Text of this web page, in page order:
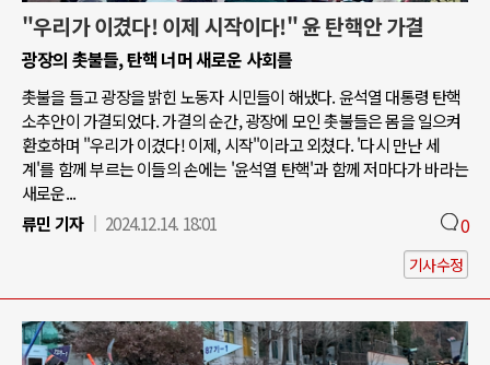
"우리가 이겼다! 이제 시작이다!" 윤 탄핵안 가결
광장의 촛불들, 탄핵 너머 새로운 사회를
촛불을 들고 광장을 밝힌 노동자 시민들이 해냈다. 윤석열 대통령 탄핵
소추안이 가결되었다. 가결의 순간, 광장에 모인 촛불들은 몸을 일으켜
환호하며 "우리가 이겼다! 이제, 시작"이라고 외쳤다. '다시 만난 세
계'를 함께 부르는 이들의 손에는 '윤석열 탄핵'과 함께 저마다가 바라는
새로운...
류민 기자
2024.12.14. 18:01 0
기사수정